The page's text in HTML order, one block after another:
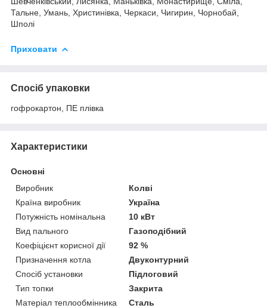
Тальне, Умань, Христинівка, Черкаси, Чигирин, Чорнобай,
Шполі
Приховати
Спосіб упаковки
гофрокартон, ПЕ плівка
Характеристики
Основні
Виробник
Колві
Країна виробник
Україна
Потужність номінальна
10 кВт
Вид пального
Газоподібний
Коефіцієнт корисної дії
92 %
Призначення котла
Двуконтурний
Спосіб установки
Підлоговий
Тип топки
Закрита
Матеріал теплообмінника
Сталь